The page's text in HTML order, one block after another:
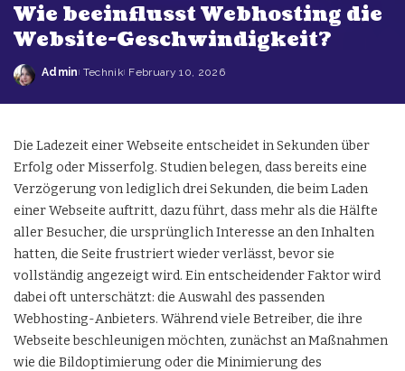
Wie beeinflusst Webhosting die
Website-Geschwindigkeit?
Admin Technik February 10, 2026
Die Ladezeit einer Webseite entscheidet in Sekunden über
Erfolg oder Misserfolg. Studien belegen, dass bereits eine
Verzögerung von lediglich drei Sekunden, die beim Laden
einer Webseite auftritt, dazu führt, dass mehr als die Hälfte
aller Besucher, die ursprünglich Interesse an den Inhalten
hatten, die Seite frustriert wieder verlässt, bevor sie
vollständig angezeigt wird. Ein entscheidender Faktor wird
dabei oft unterschätzt: die Auswahl des passenden
Webhosting-Anbieters. Während viele Betreiber, die ihre
Webseite beschleunigen möchten, zunächst an Maßnahmen
wie die Bildoptimierung oder die Minimierung des